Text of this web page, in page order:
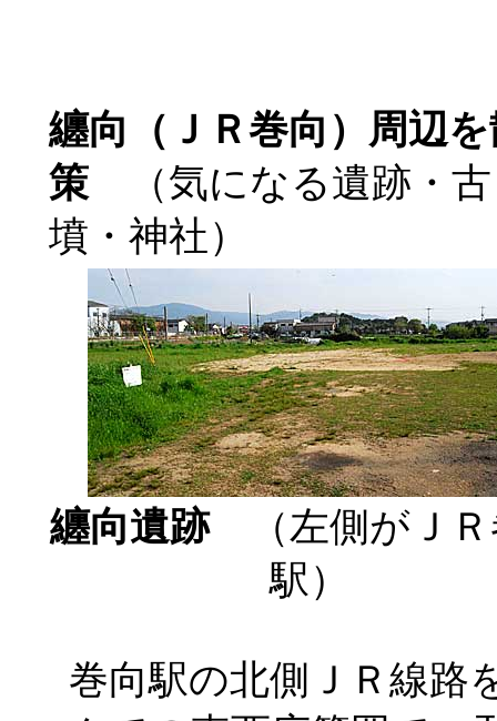
纏向（ＪＲ巻向）周辺
策 （気になる遺跡・古
墳・神社）
纏向遺跡（左側がＪＲ
駅）
巻向駅の北側ＪＲ線路